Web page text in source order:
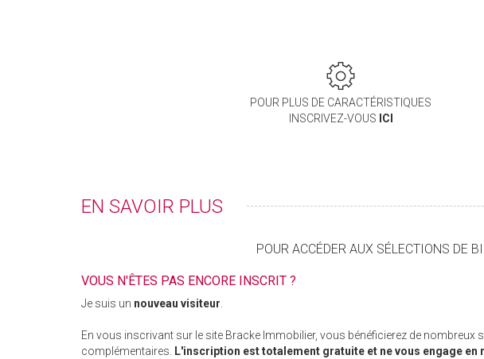
POUR PLUS DE CARACTÉRISTIQUES
INSCRIVEZ-VOUS ICI
EN SAVOIR PLUS
POUR ACCÉDER AUX SÉLECTIONS DE
VOUS N'ÊTES PAS ENCORE INSCRIT ?
Je suis un nouveau visiteur.
En vous inscrivant sur le site Bracke Immobilier, vous bénéficierez de nombreux
complémentaires. L'inscription est totalement gratuite et ne vous engage en